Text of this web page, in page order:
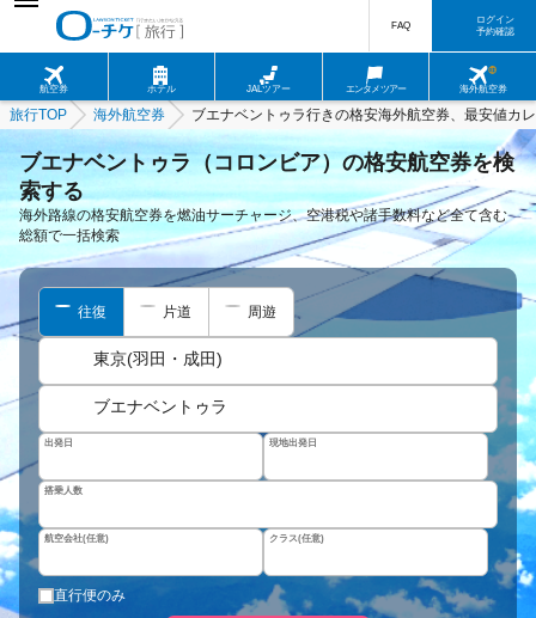
航空券 ホテル JALツアー エンタメツアー 海外航空券
FAQ
ログイン
予約確認
旅行TOP 海外航空券 ブエナベントゥラ行きの格安海外航空券、最安値カ
ブエナベントゥラ（コロンビア）の格安航空券を検
索する
海外路線の格安航空券を燃油サーチャージ、空港税や諸手数料など全て含む
総額で一括検索
往復 片道 周遊
東京(羽田・成田)
ブエナベントゥラ
出発日 現地出発日
搭乗人数
航空会社(任意) クラス(任意)
直行便のみ